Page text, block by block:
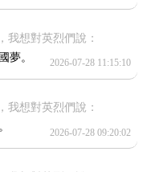
我想對英烈們說：
夢。
2026-07-28 11:15:10
我想對英烈們說：
2026-07-28 09:20:02